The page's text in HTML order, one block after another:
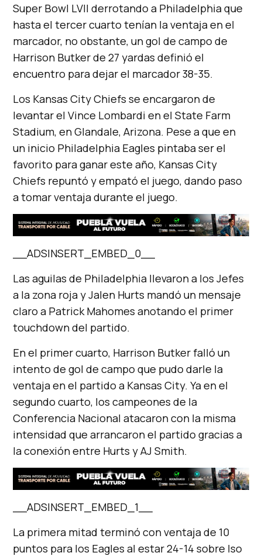
Super Bowl LVII derrotando a Philadelphia que
hasta el tercer cuarto tenían la ventaja en el
marcador, no obstante, un gol de campo de
Harrison Butker de 27 yardas definió el
encuentro para dejar el marcador 38-35.
Los Kansas City Chiefs se encargaron de
levantar el Vince Lombardi en el State Farm
Stadium, en Glandale, Arizona. Pese a que en
un inicio Philadelphia Eagles pintaba ser el
favorito para ganar este año, Kansas City
Chiefs repuntó y empató el juego, dando paso
a tomar ventaja durante el juego.
__ADSINSERT_EMBED_0__
Las aguilas de Philadelphia llevaron a los Jefes
a la zona roja y Jalen Hurts mandó un mensaje
claro a Patrick Mahomes anotando el primer
touchdown del partido.
En el primer cuarto, Harrison Butker falló un
intento de gol de campo que pudo darle la
ventaja en el partido a Kansas City. Ya en el
segundo cuarto, los campeones de la
Conferencia Nacional atacaron con la misma
intensidad que arrancaron el partido gracias a
la conexión entre Hurts y AJ Smith.
__ADSINSERT_EMBED_1__
La primera mitad terminó con ventaja de 10
puntos para los Eagles al estar 24-14 sobre lso